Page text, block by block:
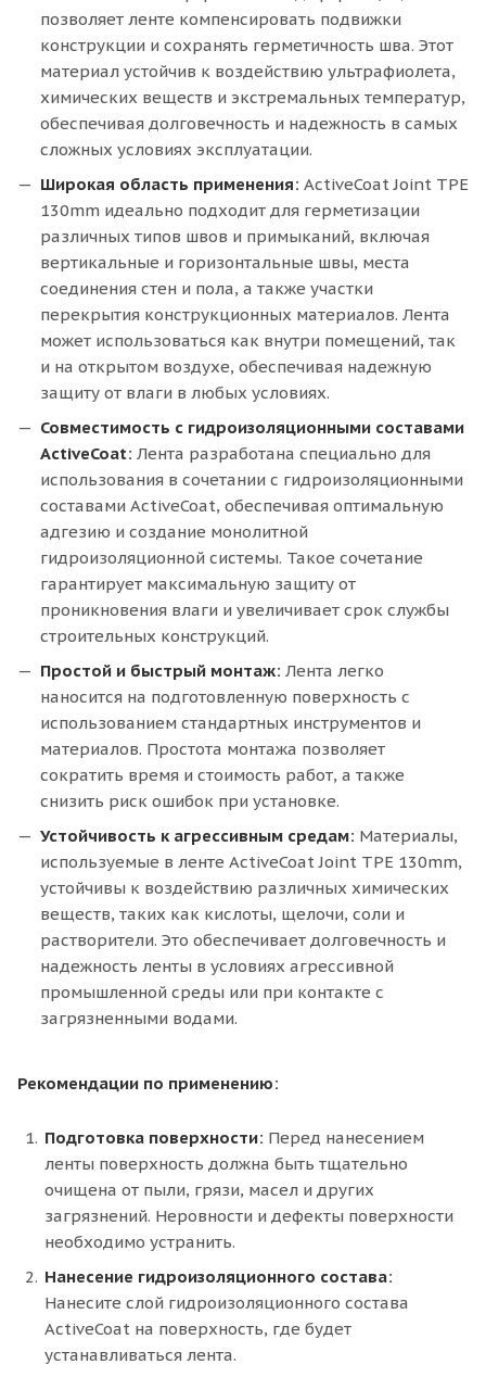
позволяет ленте компенсировать подвижки
конструкции и сохранять герметичность шва. Этот
материал устойчив к воздействию ультрафиолета,
химических веществ и экстремальных температур,
обеспечивая долговечность и надежность в самых
сложных условиях эксплуатации.
Широкая область применения: ActiveCoat Joint TPE
130mm идеально подходит для герметизации
различных типов швов и примыканий, включая
вертикальные и горизонтальные швы, места
соединения стен и пола, а также участки
перекрытия конструкционных материалов. Лента
может использоваться как внутри помещений, так
и на открытом воздухе, обеспечивая надежную
защиту от влаги в любых условиях.
Совместимость с гидроизоляционными составами
ActiveCoat: Лента разработана специально для
использования в сочетании с гидроизоляционными
составами ActiveCoat, обеспечивая оптимальную
адгезию и создание монолитной
гидроизоляционной системы. Такое сочетание
гарантирует максимальную защиту от
проникновения влаги и увеличивает срок службы
строительных конструкций.
Простой и быстрый монтаж: Лента легко
наносится на подготовленную поверхность с
использованием стандартных инструментов и
материалов. Простота монтажа позволяет
сократить время и стоимость работ, а также
снизить риск ошибок при установке.
Устойчивость к агрессивным средам: Материалы,
используемые в ленте ActiveCoat Joint TPE 130mm,
устойчивы к воздействию различных химических
веществ, таких как кислоты, щелочи, соли и
растворители. Это обеспечивает долговечность и
надежность ленты в условиях агрессивной
промышленной среды или при контакте с
загрязненными водами.
Рекомендации по применению:
Подготовка поверхности: Перед нанесением
ленты поверхность должна быть тщательно
очищена от пыли, грязи, масел и других
загрязнений. Неровности и дефекты поверхности
необходимо устранить.
Нанесение гидроизоляционного состава:
Нанесите слой гидроизоляционного состава
ActiveCoat на поверхность, где будет
устанавливаться лента.